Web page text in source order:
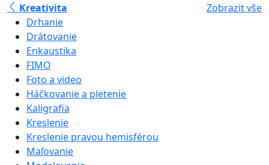
Kreativita
Zobrazit vše
Drhanie
Drátovanie
Enkaustika
FIMO
Foto a video
Háčkovanie a pletenie
Kaligrafia
Kreslenie
Kreslenie pravou hemisférou
Maľovanie